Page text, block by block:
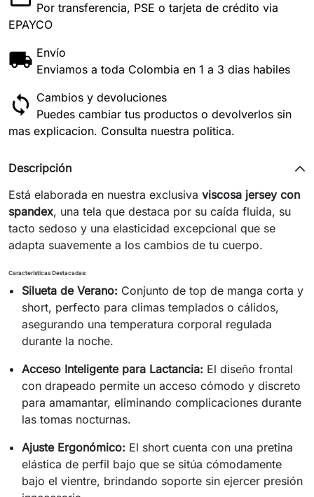
Por transferencia, PSE o tarjeta de crédito via
EPAYCO
Envío
Enviamos a toda Colombia en 1 a 3 dias habiles
Cambios y devoluciones
Puedes cambiar tus productos o devolverlos sin
mas explicacion. Consulta nuestra politica.
Descripción
Está elaborada en nuestra exclusiva viscosa jersey con
spandex, una tela que destaca por su caída fluida, su
tacto sedoso y una elasticidad excepcional que se
adapta suavemente a los cambios de tu cuerpo.
Características Destacadas:
Silueta de Verano: Conjunto de top de manga corta y
short, perfecto para climas templados o cálidos,
asegurando una temperatura corporal regulada
durante la noche.
Acceso Inteligente para Lactancia: El diseño frontal
con drapeado permite un acceso cómodo y discreto
para amamantar, eliminando complicaciones durante
las tomas nocturnas.
Ajuste Ergonómico: El short cuenta con una pretina
elástica de perfil bajo que se sitúa cómodamente
bajo el vientre, brindando soporte sin ejercer presión